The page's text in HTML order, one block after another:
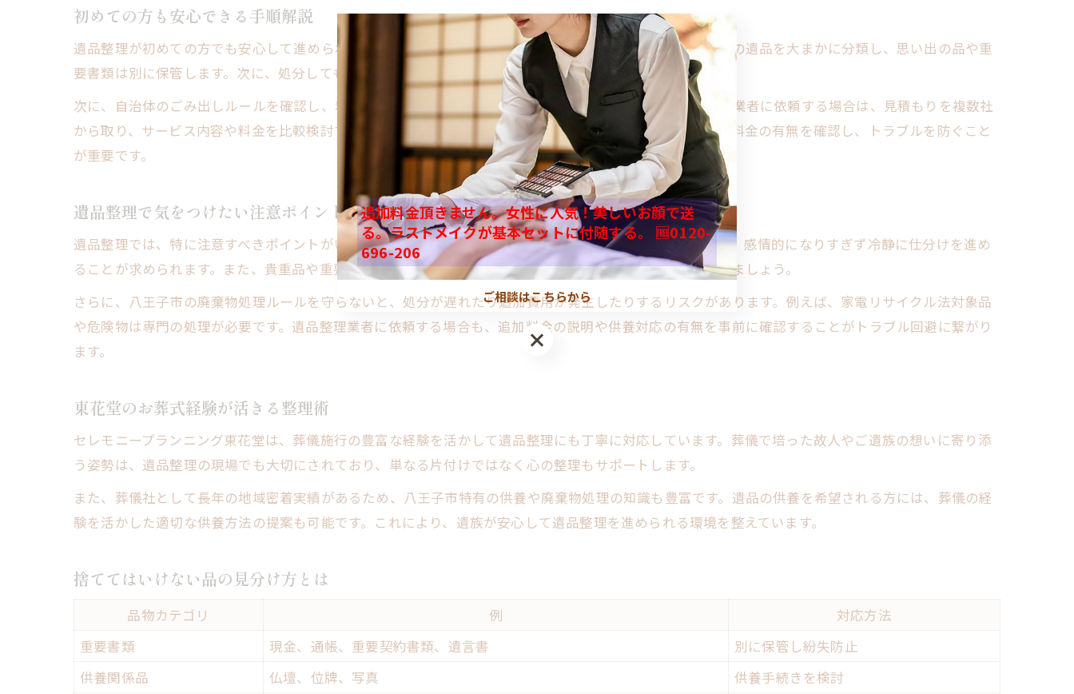
遺品整理費用の相場を徹底比較
費用を安く抑える実践テクニック
八王子市で追加料金を防ぐ方法
買取サービスを活用した節約術
遺品整理とお葬式で使える補助金
供養や買取も万全な八王子遺品整理方法
遺品供養の流れと八王子市の特徴
買取可能な遺品の見極めポイント
お葬式後の供養手続き徹底ガイド
遺品整理で使える買取サービス一覧
位牌や写真の正しい供養方法解説
東花堂のお葬式経験が活きる整理ポイント
東花堂で培った遺品整理の心得
遺品整理とお葬式の共通注意点
心に寄り添う遺品整理の進め方
初めての方も安心できる手順解説
遺品整理が初めての方でも安心して進められるよう、具体的な手順を押さえることが大切です。まずは故人の遺品を大まかに分類し、思い出の品や重
要書類は別に保管します。次に、処分しても問題ない物と残す物を明確に分けていきます。
次に、自治体のごみ出しルールを確認し、粗大ごみや特殊な廃棄物の処理方法を把握しましょう。遺品整理業者に依頼する場合は、見積もりを複数社
から取り、サービス内容や料金を比較検討することが安心につながります。依頼時には必ず作業内容や追加料金の有無を確認し、トラブルを防ぐこと
が重要です。
遺品整理で気をつけたい注意ポイント
遺品整理では、特に注意すべきポイントがいくつかあります。まず、故人のプライバシーや思い出を尊重し、感情的になりすぎず冷静に仕分けを進め
ることが求められます。また、貴重品や重要書類の紛失には十分注意し、見落としがないように確認を重ねましょう。
さらに、八王子市の廃棄物処理ルールを守らないと、処分が遅れたり追加費用が発生したりするリスクがあります。例えば、家電リサイクル法対象品
や危険物は専門の処理が必要です。遺品整理業者に依頼する場合も、追加料金の説明や供養対応の有無を事前に確認することがトラブル回避に繋がり
ます。
東花堂のお葬式経験が活きる整理術
セレモニープランニング東花堂は、葬儀施行の豊富な経験を活かして遺品整理にも丁寧に対応しています。葬儀で培った故人やご遺族の想いに寄り添
う姿勢は、遺品整理の現場でも大切にされており、単なる片付けではなく心の整理もサポートします。
また、葬儀社として長年の地域密着実績があるため、八王子市特有の供養や廃棄物処理の知識も豊富です。遺品の供養を希望される方には、葬儀の経
験を活かした適切な供養方法の提案も可能です。これにより、遺族が安心して遺品整理を進められる環境を整えています。
捨ててはいけない品の見分け方とは
品物カテゴリ 例
対応方法
重要書類
現金、通帳、重要契約書類、遺言書
別に保管し紛失防止
供養関係品
仏壇、位牌、写真
供養手続きを検討
追加料金頂きません。女性に人気！美しいお顔で送
る。ラストメイクが基本セットに付随する。 🆓0120-
696-206
ご相談はこちらから